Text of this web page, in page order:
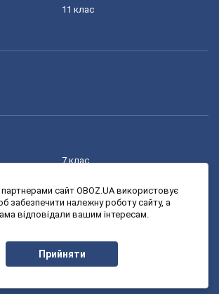
11 клас
7 клас
9 клас
сайт OBOZ.UA використовує
забезпечити належну роботу сайту, а
відповідали вашим інтересам.
Прийняти